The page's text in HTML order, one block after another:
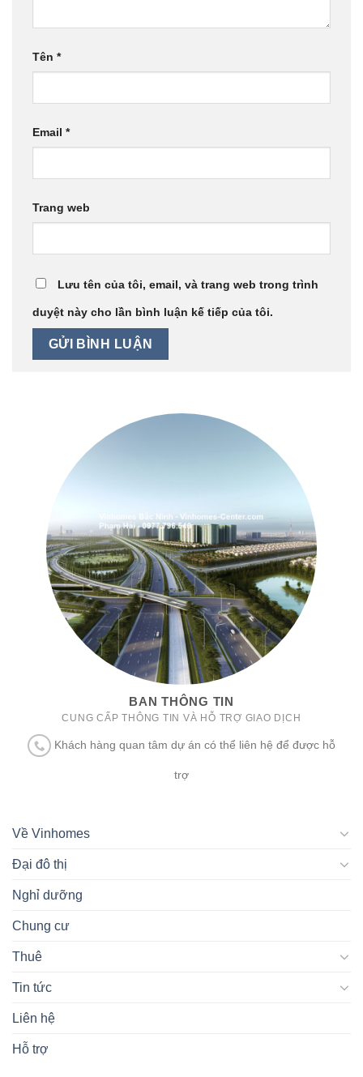
Tên *
Email *
Trang web
Lưu tên của tôi, email, và trang web trong trình
duyệt này cho lần bình luận kế tiếp của tôi.
BAN THÔNG TIN
CUNG CẤP THÔNG TIN VÀ HỖ TRỢ GIAO DỊCH
Khách hàng quan tâm dự án có thể liên hệ để được hỗ
trợ
Về Vinhomes
Đại đô thị
Nghỉ dưỡng
Chung cư
Thuê
Tin tức
Liên hệ
Hỗ trợ